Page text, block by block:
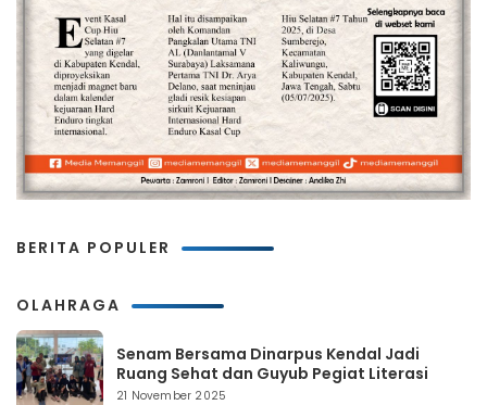
BERITA POPULER
OLAHRAGA
Senam Bersama Dinarpus Kendal Jadi
Ruang Sehat dan Guyub Pegiat Literasi
21 November 2025